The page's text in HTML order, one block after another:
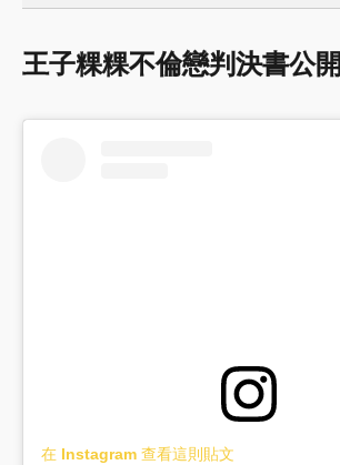
王子粿粿不倫戀判決書公開
在 Instagram 查看這則貼文